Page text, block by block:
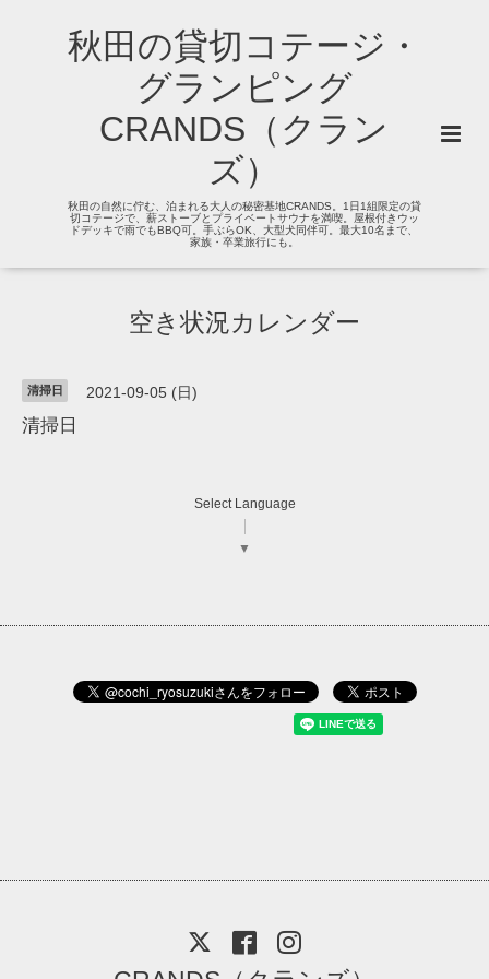
秋田の貸切コテージ・
グランピング
CRANDS（クラン
ズ）
秋田の自然に佇む、泊まれる大人の秘密基地CRANDS。1日1組限定の貸
切コテージで、薪ストーブとプライベートサウナを満喫。屋根付きウッ
ドデッキで雨でもBBQ可。手ぶらOK、大型犬同伴可。最大10名まで、
家族・卒業旅行にも。
空き状況カレンダー
清掃日 2021-09-05 (日)
清掃日
Select Language
▼